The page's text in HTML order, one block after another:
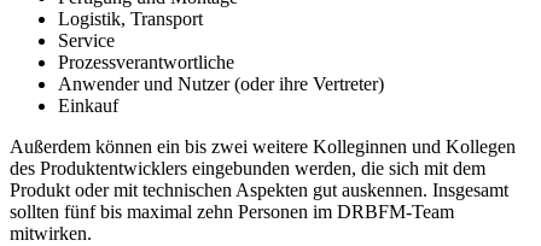
Logistik, Transport
Service
Prozessverantwortliche
Anwender und Nutzer (oder ihre Vertreter)
Einkauf
Außerdem können ein bis zwei weitere Kolleginnen und Kollegen
des Produktentwicklers eingebunden werden, die sich mit dem
Produkt oder mit technischen Aspekten gut auskennen. Insgesamt
sollten fünf bis maximal zehn Personen im DRBFM-Team
mitwirken.